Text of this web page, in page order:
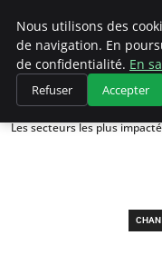
Accueil
Changements
Les secteurs les plus
Nous utilisons des
de navigation. En
de confidentialité. En
Refuser Accepter